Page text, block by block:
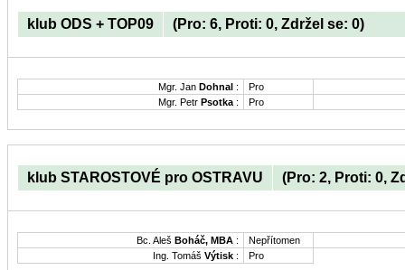
klub ODS + TOP09 (Pro: 6, Proti: 0, Zdržel se: 0)
Mgr. Jan Dohnal :
Pro
Mgr. Petr Psotka : Pro
klub STAROSTOVÉ pro OSTRAVU (Pro: 2, Proti: 0,
Bc. Aleš Boháč, MBA :
Nepřítomen
Ing. Tomáš Výtisk : Pro